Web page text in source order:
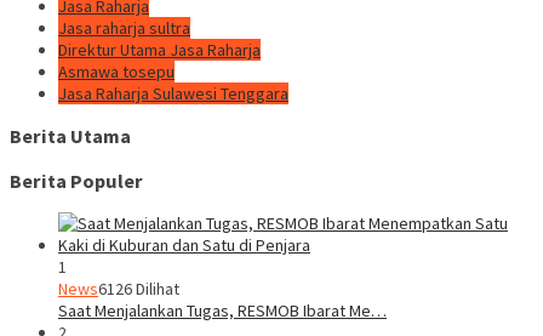
Jasa Raharja
Jasa raharja sultra
Direktur Utama Jasa Raharja
Asmawa tosepu
Jasa Raharja Sulawesi Tenggara
Berita Utama
Berita Populer
1
News6126 Dilihat
Saat Menjalankan Tugas, RESMOB Ibarat Me…